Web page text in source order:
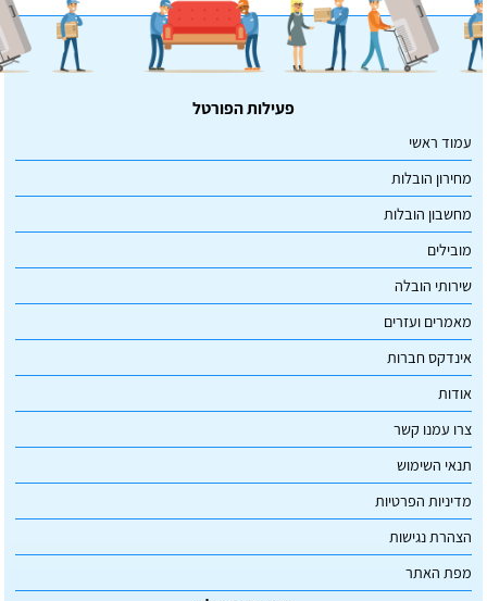
פעילות הפורטל
עמוד ראשי
מחירון הובלות
מחשבון הובלות
מובילים
שירותי הובלה
מאמרים ועזרים
אינדקס חברות
אודות
צרו עמנו קשר
תנאי השימוש
מדיניות הפרטיות
הצהרת נגישות
מפת האתר